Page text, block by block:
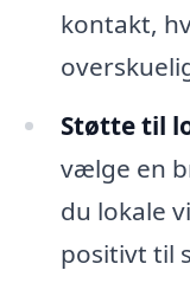
kontakt,
Støtte til
vælge en
du lokale
positivt til